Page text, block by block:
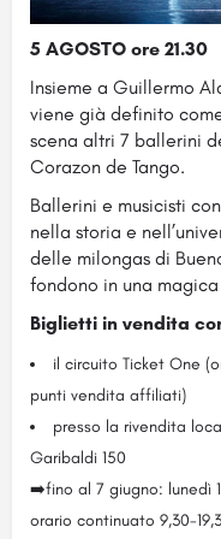
5 AGOSTO ore 21.30
Insieme a Guillermo
viene già definito
scena altri 7 ballerini
Corazon de Tango.
Ballerini e musicisti
nella storia e
delle milongas di
fondono in una
Biglietti in vendita
il circuito Ticket One
punti vendita affiliati)
presso la rivendita
Garibaldi 150
➡️fino al 7 giugno: lunedì
orario continuato 9,30-